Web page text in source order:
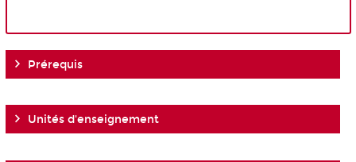
Prérequis
Unités d'enseignement